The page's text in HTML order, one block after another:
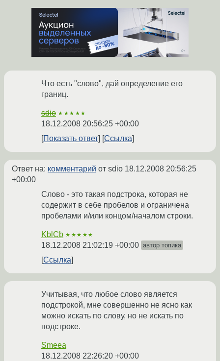
Что есть "слово", дай определение его
границ.
sdio ★★★★★
18.12.2008 20:56:25 +00:00
Показать ответ
Ссылка
Ответ на: комментарий от sdio 18.12.2008 20:56:25
+00:00
Слово - это такая подстрока, которая не
содержит в себе пробелов и ограничена
пробелами и/или концом/началом строки.
KblCb ★★★★★
18.12.2008 21:02:19 +00:00 автор топика
Ссылка
Учитывая, что любое слово является
подстрокой, мне совершенно не ясно как
можно искать по слову, но не искать по
подстроке.
Smeea
18.12.2008 22:26:20 +00:00